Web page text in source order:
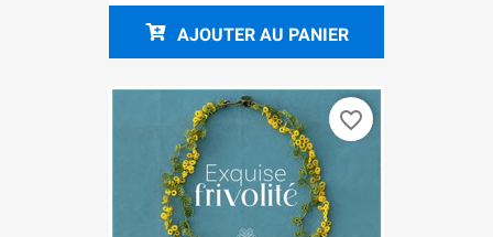
AJOUTER AU PANIER
favorite_border